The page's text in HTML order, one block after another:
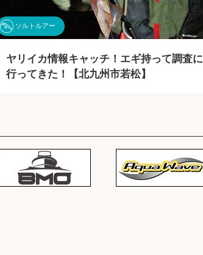
ソルトルアー
ヤリイカ情報キャッチ！エギ持って調査に
行ってきた！【北九州市若松】